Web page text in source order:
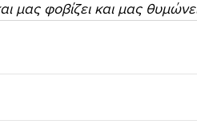
μας φοβίζει και μας